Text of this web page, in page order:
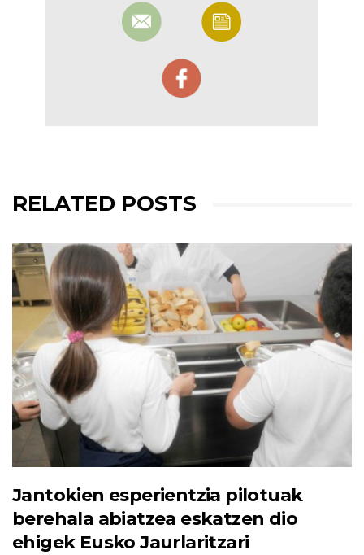
RELATED POSTS
Jantokien esperientzia pilotuak
berehala abiatzea eskatzen dio
ehigek Eusko Jaurlaritzari